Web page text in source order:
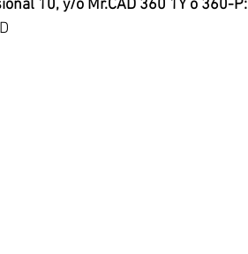
10, y/o Mr.CAD 360 1Y o 360-P: